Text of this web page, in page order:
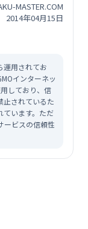
MASTER.COM
2014年04月15日
運用されてお
インターネッ
しており、信
止されているた
ています。ただ
ービスの信頼性